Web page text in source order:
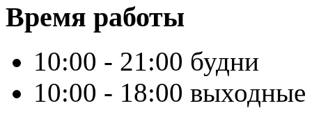
Время работы
10:00 - 21:00 будни
10:00 - 18:00 выходные